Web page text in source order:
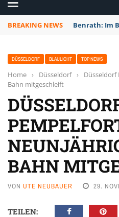
BREAKING NEWS Benrath: Im
DÜSSELDORF BLAULICHT TOP NEWS
Home › Düsseldorf ›
Bahn mitgeschleift
BAHN
VON UTE NEUBAUER 29.
TEILEN: